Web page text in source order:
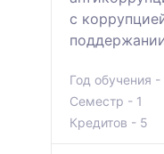
с
Год обучения -
Семестр - 1
Кредитов - 5